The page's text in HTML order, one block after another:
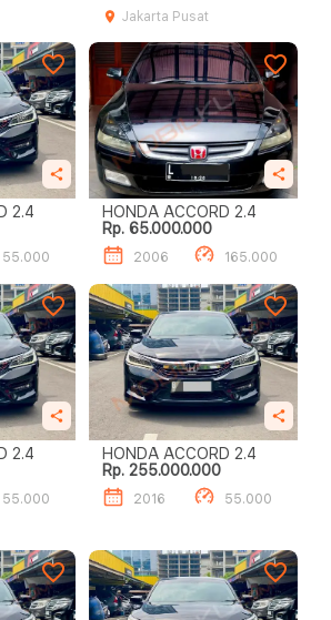
Jakarta Pusat
HONDA ACCORD 2.4
55.000
HONDA ACCORD 2.4
Rp. 65.000.000
2006 165.000
HONDA ACCORD 2.4
55.000
HONDA ACCORD 2.4
Rp. 255.000.000
2016 55.000